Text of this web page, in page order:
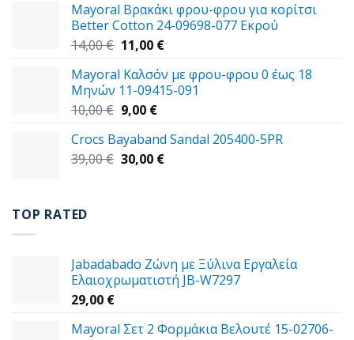
59,00 €.είναι:
49,00 €.
Mayoral Βρακάκι φρου-φρου για κορίτσι
Better Cotton 24-09698-077 Εκρού
14,00€ Original
was:
14,00 €.
11,00 €Η
τιμή
είναι:
Mayoral Καλσόν με φρου-φρου 0 έως 18
Μηνών 11-09415-091
10,00€ Original
was:
10,00 €.
9,00 €Η
τιμή
είναι:
Crocs Bayaband Sandal 205400-5PR
39,00€ Original
30,00 €Η
TOP RATED
Jabadabado Ζώνη με Ξύλινα Εργαλεία
Ελαιοχρωματιστή JB-W7297
29,00 €
Mayoral Σετ 2 Φορμάκια Βελουτέ 15-02706-